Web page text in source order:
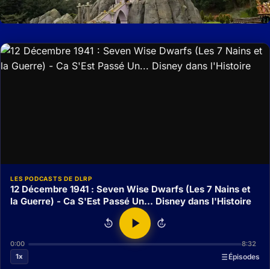
LES PODCASTS DE DLRP
12 Décembre 1941 : Seven Wise Dwarfs (Les 7 Nains et
la Guerre) - Ca S'Est Passé Un... Disney dans l'Histoire
15 15
0:00
8:32
1x
Épisodes